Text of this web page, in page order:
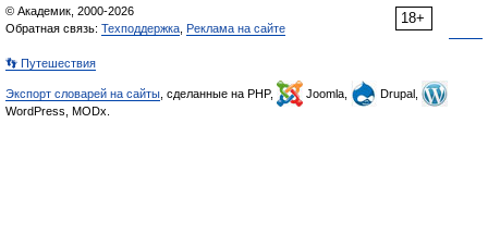
18+
© Академик, 2000-2026
Обратная связь: Техподдержка Реклама на сайте
👣 Путешествия
Экспорт словарей на сайты , сделанные на PHP, Joomla,
Drupal,
WordPress, MODx.